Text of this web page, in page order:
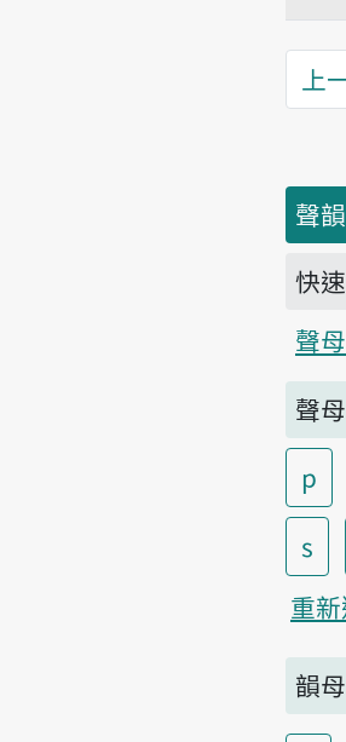
上
聲
快
聲
聲
p
s
重
韻